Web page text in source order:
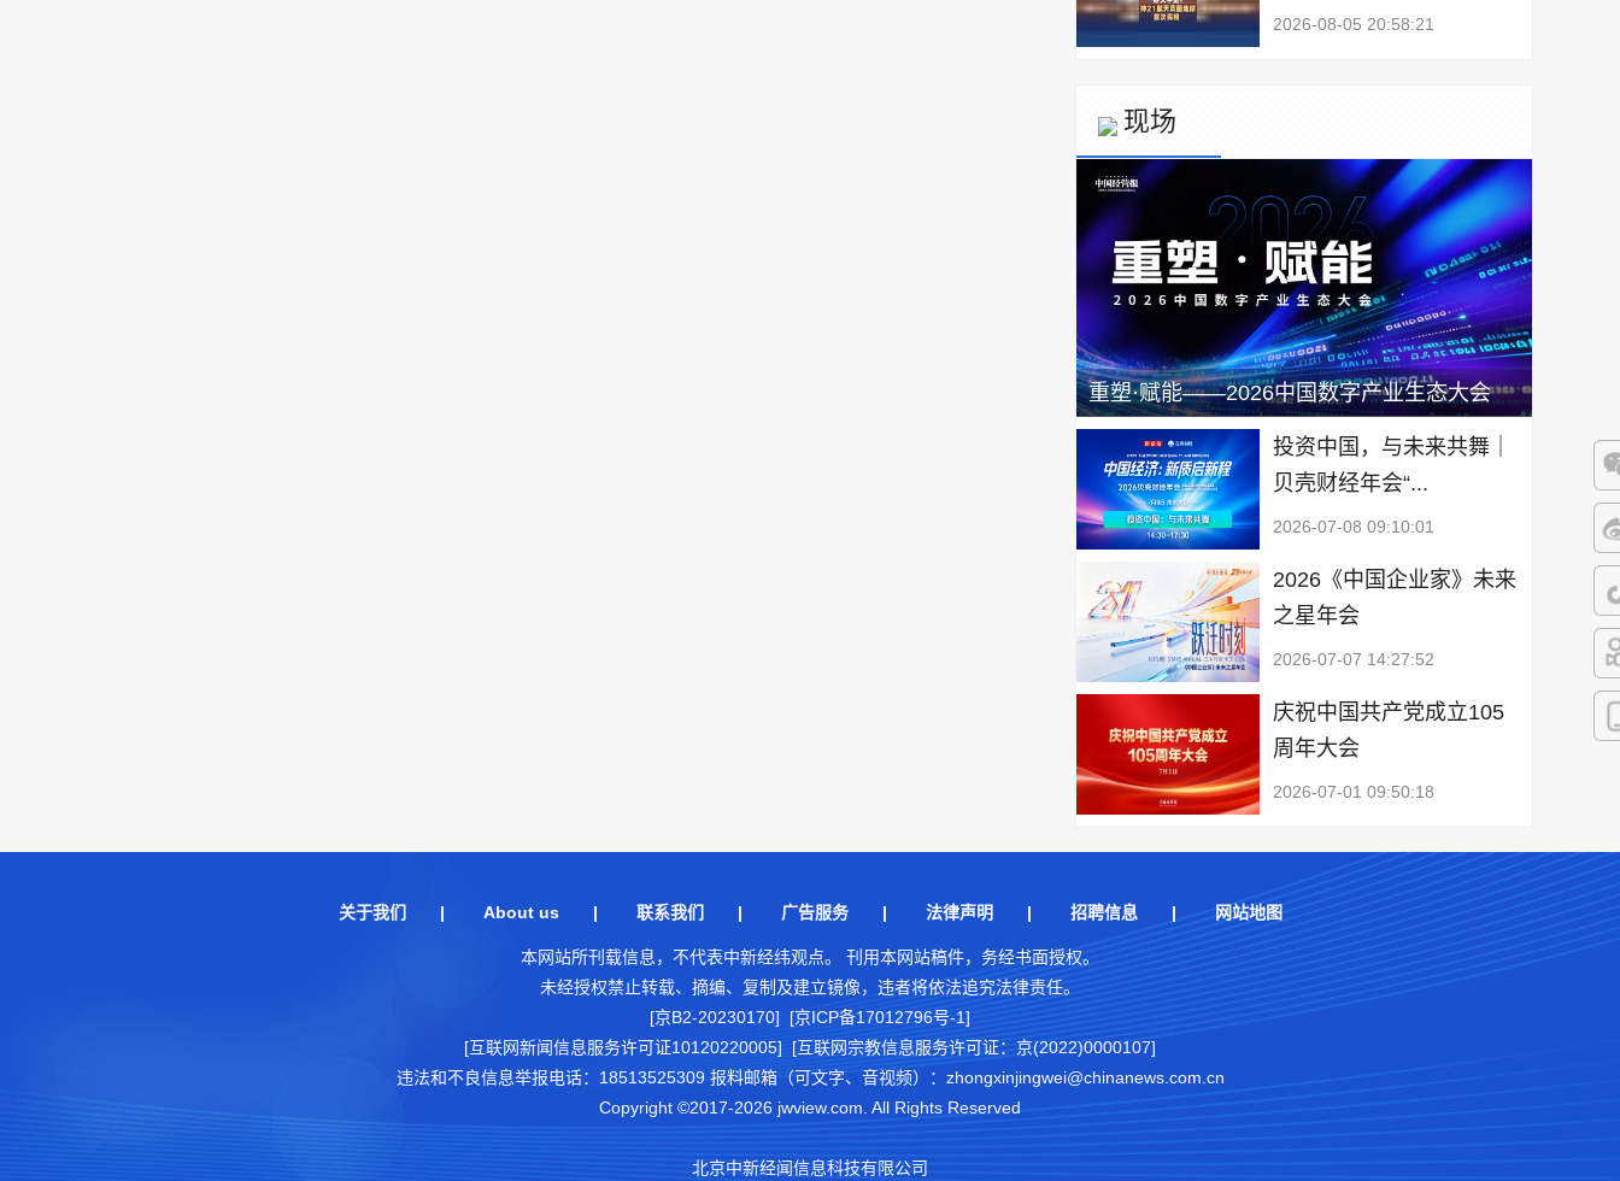
微
微
抖
快
2026-08-05 20:58:21
现场
重塑·赋能——2026中国数字产业生态大会
投资中国，与未来共舞｜
贝壳财经年会“...
2026-07-08 09:10:01
2026《中国企业家》未来
之星年会
2026-07-07 14:27:52
庆祝中国共产党成立105
周年大会
2026-07-01 09:50:18
关于我们 | About us| 联系我们 | 广告服务| 法律声明 | 招聘信息 | 网站地图
本网站所刊载信息，不代表中新经纬观点。 刊用本网站稿件，务经书面授权。
未经授权禁止转载、摘编、复制及建立镜像，违者将依法追究法律责任。
[京B2-20230170] [京ICP备17012796号-1]
[互联网新闻信息服务许可证10120220005]
[互联网宗教信息服务许可证：京(2022)0000107]
违法和不良信息举报电话：18513525309 报料邮箱（可文字、音视频）：zhongxinjingwei@chinanews.com.cn
Copyright ©2017-2026 jwview.com. All Rights Reserved
北京中新经闻信息科技有限公司